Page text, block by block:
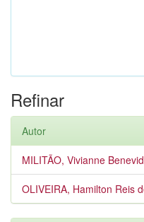
Refinar
Autor
MILITÃO, Vivianne
OLIVEIRA, Hamilton Reis